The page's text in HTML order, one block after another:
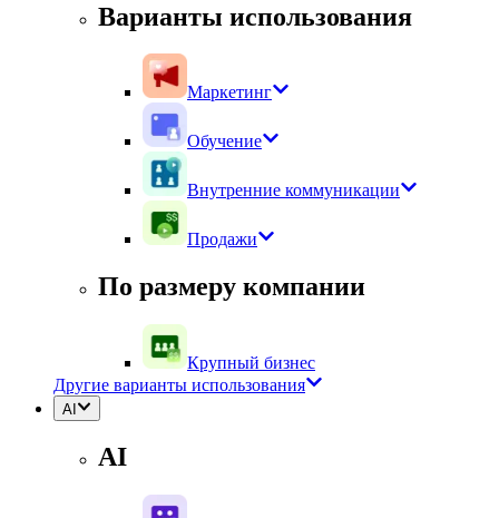
Варианты использования
Маркетинг
Обучение
Внутренние коммуникации
Продажи
По размеру компании
Крупный бизнес
Другие варианты использования
AI
AI